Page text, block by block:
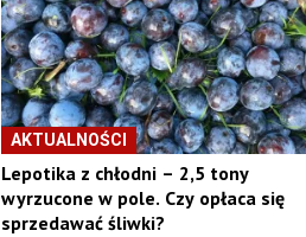
AKTUALNOŚCI
Lepotika z chłodni – 2,5 tony
wyrzucone w pole. Czy opłaca się
sprzedawać śliwki?